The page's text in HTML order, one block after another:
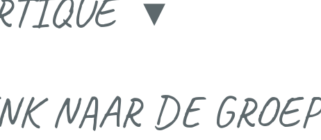
NAAR DE GROEP